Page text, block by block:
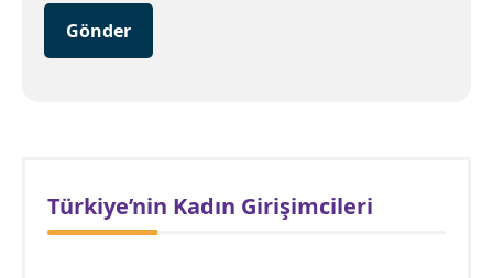
Gönder
Türkiye’nin Kadın Girişimcileri